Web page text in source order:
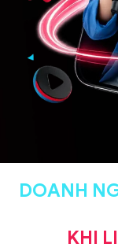
DOANH
KHI